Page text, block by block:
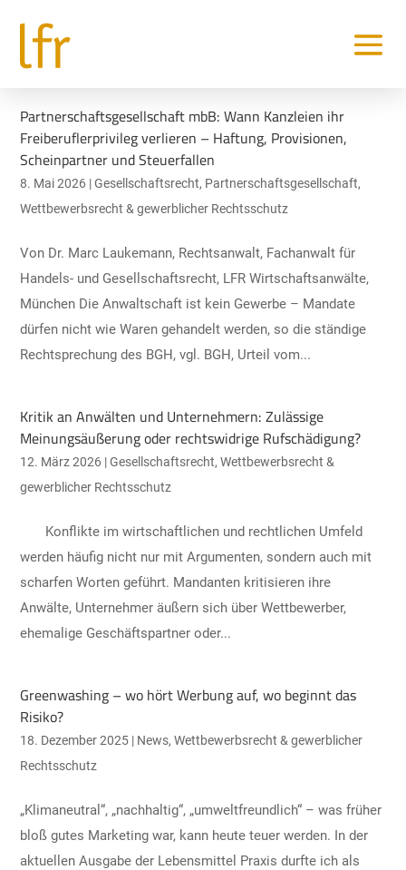
Partnerschaftsgesellschaft mbB: Wann Kanzleien ihr
Freiberuflerprivileg verlieren – Haftung, Provisionen,
Scheinpartner und Steuerfallen
8. Mai 2026 |Gesellschaftsrecht, Partnerschaftsgesellschaft,
Wettbewerbsrecht & gewerblicher Rechtsschutz
Von Dr. Marc Laukemann, Rechtsanwalt, Fachanwalt für
Handels- und Gesellschaftsrecht, LFR Wirtschaftsanwälte,
München Die Anwaltschaft ist kein Gewerbe – Mandate
dürfen nicht wie Waren gehandelt werden, so die ständige
Rechtsprechung des BGH, vgl. BGH, Urteil vom...
Kritik an Anwälten und Unternehmern: Zulässige
Meinungsäußerung oder rechtswidrige Rufschädigung?
12. März 2026 |Gesellschaftsrecht,Wettbewerbsrecht &
gewerblicher Rechtsschutz
Konflikte im wirtschaftlichen und rechtlichen Umfeld
werden häufig nicht nur mit Argumenten, sondern auch mit
scharfen Worten geführt. Mandanten kritisieren ihre
Anwälte, Unternehmer äußern sich über Wettbewerber,
ehemalige Geschäftspartner oder...
Greenwashing – wo hört Werbung auf, wo beginnt das
Risiko?
18. Dezember 2025 | News,Wettbewerbsrecht & gewerblicher
Rechtsschutz
„Klimaneutral“, „nachhaltig“, „umweltfreundlich“ – was früher
bloß gutes Marketing war, kann heute teuer werden. In der
aktuellen Ausgabe der Lebensmittel Praxis durfte ich als